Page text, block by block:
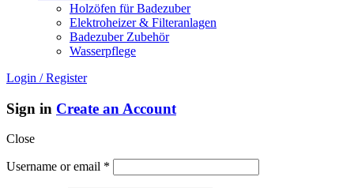
Holzöfen für Badezuber
Elektroheizer & Filteranlagen
Badezuber Zubehör
Wasserpflege
Login / Register
Sign in Create an Account
Close
Username or email *